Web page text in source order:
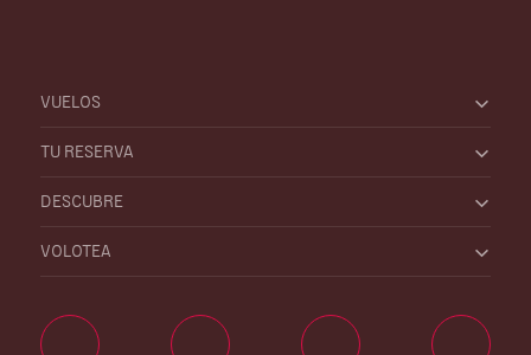
VUELOS
TU RESERVA
DESCUBRE
VOLOTEA